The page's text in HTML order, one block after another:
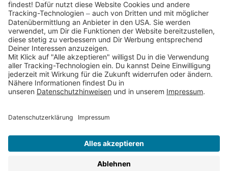
Folge uns auf
* Versandkostenfrei ab 9,00 € Bestellwert innerhalb
Deutschlands
** Lieferzeit 1-3 Werktage innerhalb Deutschlands
Thienemann-Esslinger Verlag GmbH, Blumenstraße 36, D-70182